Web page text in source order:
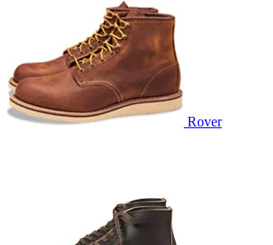
Rover